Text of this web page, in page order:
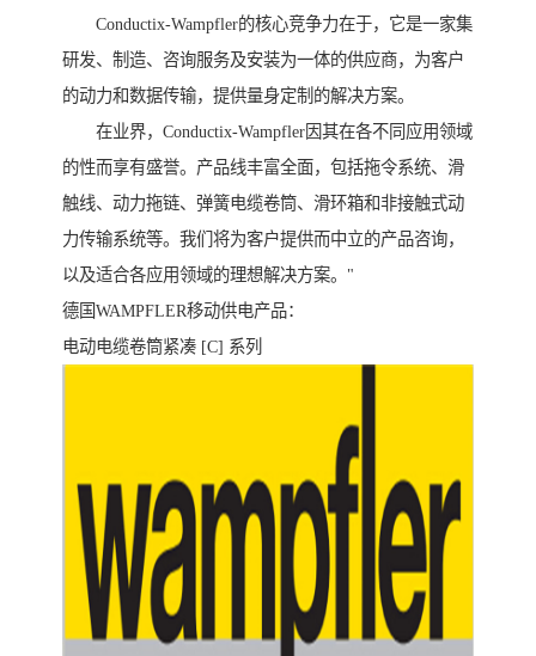
Conductix-Wampfler的核心竞争力在于，它是一家集
研发、制造、咨询服务及安装为一体的供应商，为客户
的动力和数据传输，提供量身定制的解决方案。
在业界，Conductix-Wampfler因其在各不同应用领域
的性而享有盛誉。产品线丰富全面，包括拖令系统、滑
触线、动力拖链、弹簧电缆卷筒、滑环箱和非接触式动
力传输系统等。我们将为客户提供而中立的产品咨询，
以及适合各应用领域的理想解决方案。"
德国WAMPFLER移动供电产品：
电动电缆卷筒紧凑 [C] 系列